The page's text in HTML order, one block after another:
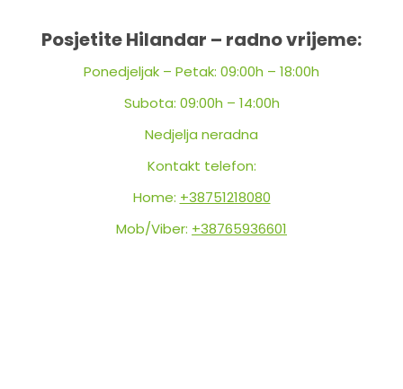
Posjetite Hilandar – radno vrijeme:
Ponedjeljak – Petak: 09:00h – 18:00h
Subota: 09:00h – 14:00h
Nedjelja neradna
Kontakt telefon:
Home: +38751218080
Mob/Viber: +38765936601